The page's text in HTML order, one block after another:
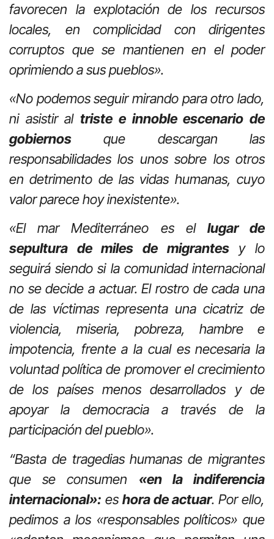
favorecen la explotación de los recursos
locales, en complicidad con dirigentes
corruptos que se mantienen en el poder
oprimiendo a sus pueblos».
«No podemos seguir mirando para otro lado,
ni asistir altriste e innoble escenario de
gobiernos que descargan las
responsabilidades los unos sobre los otros
en detrimento de las vidas humanas, cuyo
valor parece hoy inexistente».
«El mar Mediterráneo es el lugar de
sepultura de miles de migrantesy lo
seguirá siendo si la comunidad internacional
no se decide a actuar. El rostro de cada una
de las víctimas representa una cicatriz de
violencia, miseria, pobreza, hambre e
impotencia, frente a la cual es necesaria la
voluntad política de promover el crecimiento
de los países menos desarrollados y de
apoyar la democracia a través de la
participación del pueblo».
“Basta de tragedias humanas de migrantes
que se consumen «en la indiferencia
internacional»: es hora de actuar. Por ello,
pedimos a los «responsables políticos» que